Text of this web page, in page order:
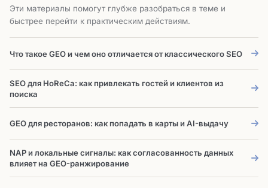
Эти материалы помогут глубже разобраться в теме и
быстрее перейти к практическим действиям.
Что такое GEO и чем оно отличается от классического SEO
SEO для HoReCa: как привлекать гостей и клиентов из
поиска
GEO для ресторанов: как попадать в карты и AI-выдачу
NAP и локальные сигналы: как согласованность данных
влияет на GEO-ранжирование